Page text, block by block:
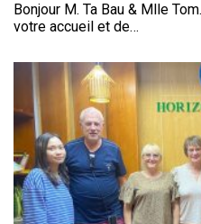
Bonjour M. Ta Bau & Mlle
votre accueil et de…